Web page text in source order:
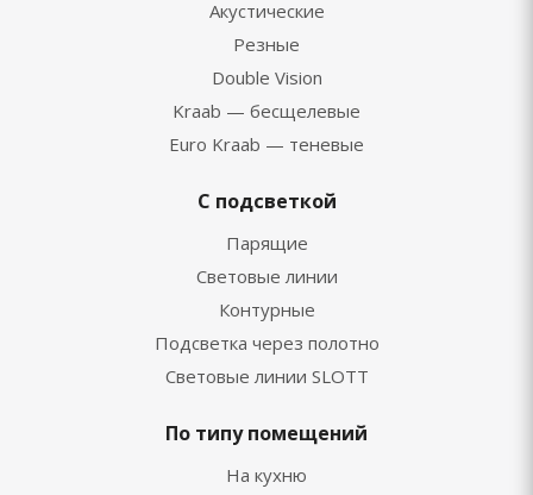
Акустические
Резные
Double Vision
Kraab — бесщелевые
Euro Kraab — теневые
С подсветкой
Парящие
Световые линии
Контурные
Подсветка через полотно
Световые линии SLOTT
По типу помещений
На кухню